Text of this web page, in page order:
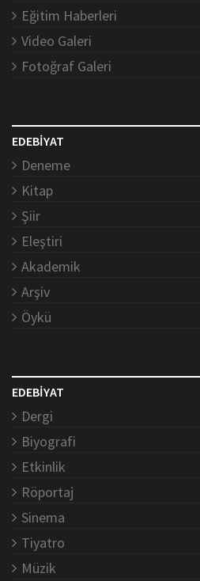
Eğitim Haberleri
Video Galeri
Fotoğraf Galeri
EDEBİYAT
Deneme
Kitap
Şiir
Eleştiri
Akademik
Arşiv
Öykü
EDEBİYAT
Dergi
Biyografi
Etkinlik
Röportaj
Sinema
Tiyatro
Müzik